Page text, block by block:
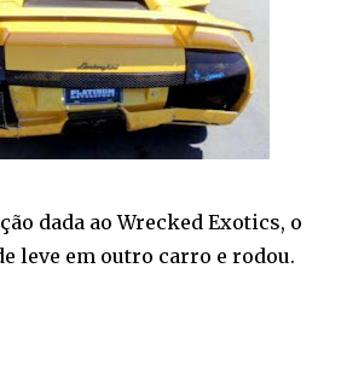
dada ao Wrecked Exotics, o
leve em outro carro e rodou.